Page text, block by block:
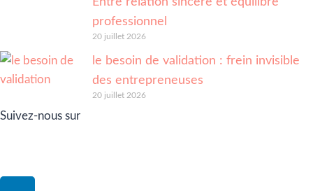
professionnel
20 juillet 2026
le besoin de validation : frein invisible
des entrepreneuses
20 juillet 2026
Suivez-nous sur